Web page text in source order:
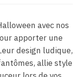
avec nos
apporter une
design ludique,
allie style